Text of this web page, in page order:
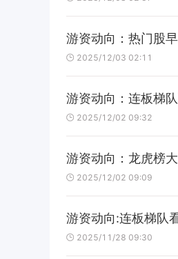
游资动向：热门股
2025/12/03 02:11
游资动向：连板梯
2025/12/02 09:32
游资动向：龙虎榜
2025/12/02 09:09
游资动向:连板梯队
2025/11/28 09:30